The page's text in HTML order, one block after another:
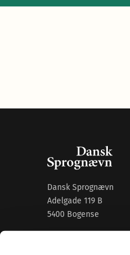
Dansk Sprognævn
Adelgade 119 B
5400 Bogense